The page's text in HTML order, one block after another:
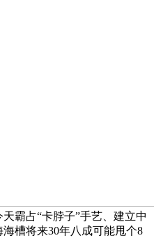
霸占“卡脖子”手艺、建立中
槽将来30年八成可能甩个8